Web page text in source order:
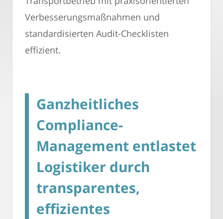
Verbesserungsmaßnahmen und
standardisierten Audit-Checklisten
effizient.
Ganzheitliches
Compliance-
Management entlastet
Logistiker durch
transparentes,
effizientes